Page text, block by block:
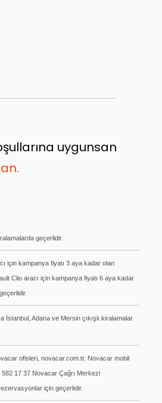
uygunsan
geçerlidir.
için kampanya fiyatı 3 aya kadar olan
Clio aracı için kampanya fiyatı 6 aya kadar
İstanbul, Adana ve Mersin çıkışlı kiralamalar
ofisleri, novacar.com.tr, Novacar mobil
17 37 Novacar Çağrı Merkezi
için geçerlidir.